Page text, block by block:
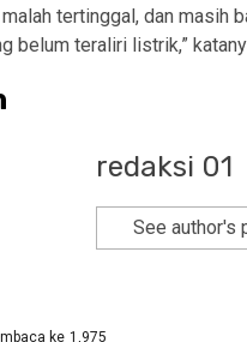
tertinggal, dan masih
belum teraliri listrik,”
redaksi 01
See author's
ke 1,975